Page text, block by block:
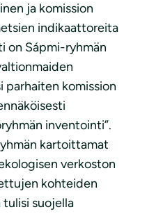
ja komission
indikaattoreita
on Sápmi-ryhmän
parhaiten komission
inventointi”.
kartoittamat
verkoston
kohteiden
tulisi suojella